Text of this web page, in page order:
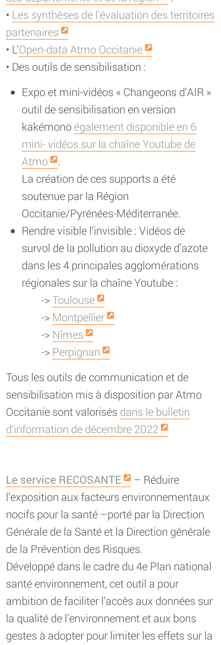
• Les synthèses de l’évaluation des territoires
partenaires
• L’Open-data Atmo Occitanie
• Des outils de sensibilisation :
Expo et mini-vidéos « Changeons d’AIR »
outil de sensibilisation en version
kakémono également disponible en 6
mini- vidéos sur la chaîne Youtube de
Atmo
.
La création de ces supports a été
soutenue par la Région
Occitanie/Pyrénées-Méditerranée.
Rendre visible l’invisible : Vidéos de
survol de la pollution au dioxyde d’azote
dans les 4 principales agglomérations
régionales sur la chaîne Youtube :
->Toulouse
-> Montpellier
-> Nîmes
-> Perpignan
Tous les outils de communication et de
sensibilisation mis à disposition par Atmo
Occitanie sont valorisés dans le bulletin
d’information de décembre 2022
Le service RECOSANTE
– Réduire
l’exposition aux facteurs environnementaux
nocifs pour la santé –porté par la Direction
Générale de la Santé et la Direction générale
de la Prévention des Risques.
Développé dans le cadre du 4e Plan national
santé environnement, cet outil a pour
ambition de faciliter l’accès aux données sur
la qualité de l’environnement et aux bons
gestes à adopter pour limiter les effets sur la